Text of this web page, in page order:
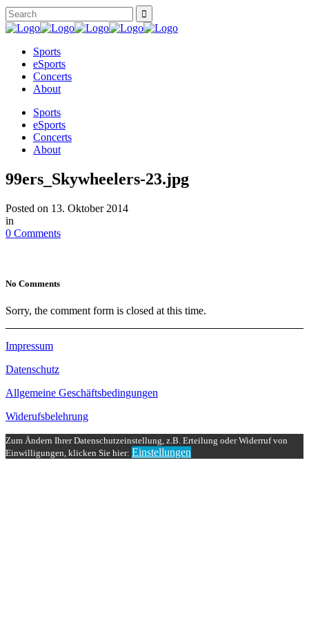
Sports
eSports
Concerts
About
Sports
eSports
Concerts
About
99ers_Skywheelers-23.jpg
Posted on 13. Oktober 2014
in
0 Comments
No Comments
Sorry, the comment form is closed at this time.
Impressum
Datenschutz
Allgemeine Geschäftsbedingungen
Widerufsbelehrung
Zum Ändern Ihrer Datenschutzeinstellung, z.B. Erteilung oder Widerruf von
Einwilligungen, klicken Sie hier: Einstellungen